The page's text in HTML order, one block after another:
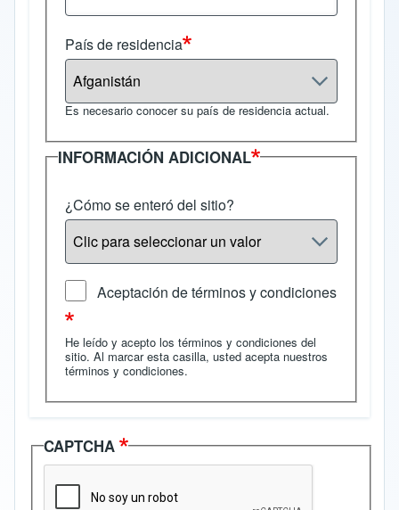
País de residencia
Es necesario conocer su país de residencia actual.
INFORMACIÓN ADICIONAL
¿Cómo se enteró del sitio?
Aceptación de términos y condiciones
He leído y acepto los términos y condiciones del
sitio. Al marcar esta casilla, usted acepta nuestros
términos y condiciones.
CAPTCHA